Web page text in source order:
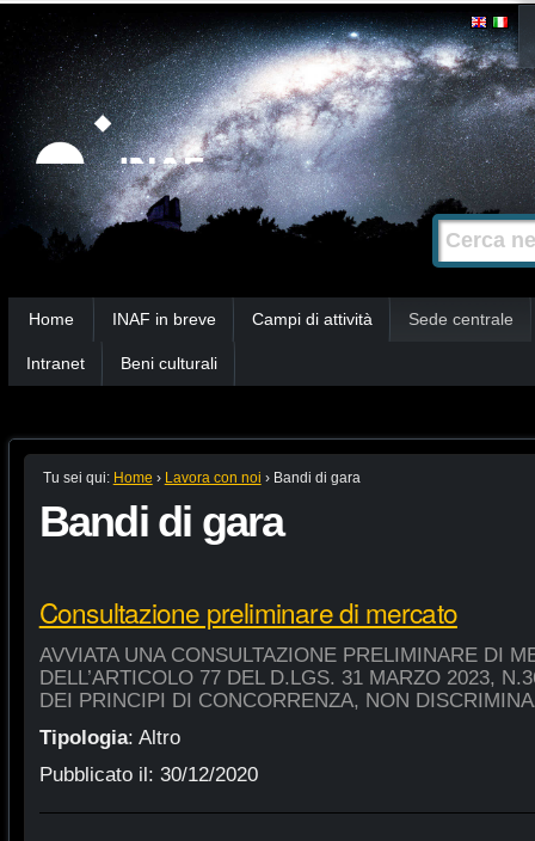
Strumenti
personali
Salta
contenuti.
|
Salta
alla
navigazione
Cerca nel
Ricerca
avanzata…
Home INAF in breve Campi di attività Sede centrale
Intranet Beni culturali
Tu sei qui: Home › Lavora con noi › Bandi di gara
Bandi di gara
Consultazione preliminare di mercato
AVVIATA UNA CONSULTAZIONE PRELIMINARE DI
DELL’ARTICOLO 77 DEL D.LGS. 31 MARZO 2023,
DEI PRINCIPI DI CONCORRENZA, NON
Tipologia: Altro
Pubblicato il: 30/12/2020